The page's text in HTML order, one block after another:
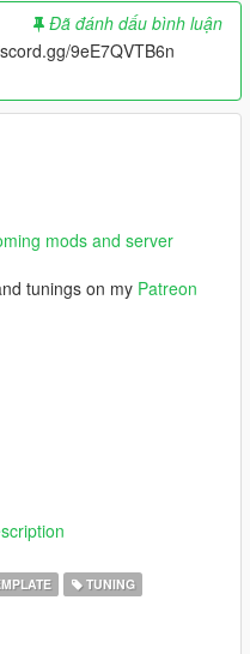
Đã đánh dấu bình luận
9eE7QVTB6n
mods and server
tunings on my Patreon
TUNING